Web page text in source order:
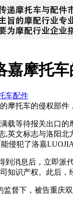
嘉摩托
车配件
摩托车的侵权部
载等待报关出口
,英文标志与洛阳
侵犯了洛嘉
到消息后，立即
识产权。此后，
督下，被告重